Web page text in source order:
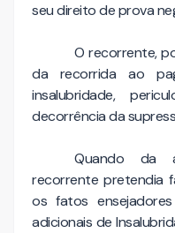
seu direito de prova
O recorrente,
da recorrida ao
insalubridade,
decorrência da
Quando da
recorrente pretendia
os fatos
adicionais de